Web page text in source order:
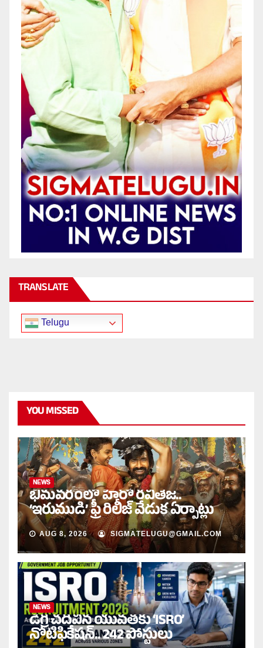
TRANSLATE
Telugu
YOU MISSED
NEWS
భీమవరంలో హీరో రవితేజ..
‘ఇరుముడి’ ఫ్రీ రిలీజ్ వేడుక ఏర్పాట్లు
AUG 8, 2026 SIGMATELUGU@GMAIL.COM
NEWS
డిగ్రీ చదివిన యువతకు ‘ISRO’
నోటిఫికేషన్‌.. 242 పోస్టులు